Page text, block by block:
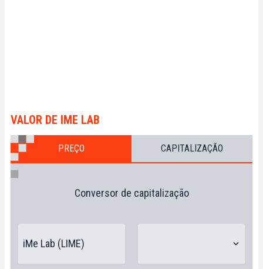
VALOR DE IME LAB
PREÇO CAPITALIZAÇÃO
Conversor de capitalização